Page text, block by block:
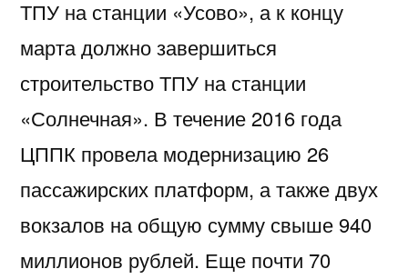
ТПУ на станции «Усово», а к концу
марта должно завершиться
строительство ТПУ на станции
«Солнечная». В течение 2016 года
ЦППК провела модернизацию 26
пассажирских платформ, а также двух
вокзалов на общую сумму свыше 940
миллионов рублей. Еще почти 70